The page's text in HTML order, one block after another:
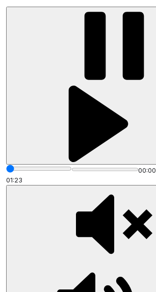
00:00
01:23